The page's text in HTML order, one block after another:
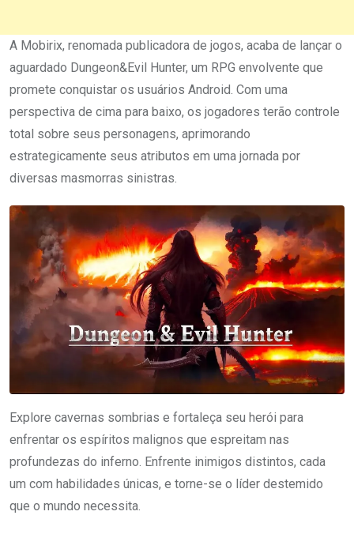
A Mobirix, renomada publicadora de jogos, acaba de lançar o
aguardado Dungeon&Evil Hunter, um RPG envolvente que
promete conquistar os usuários Android. Com uma
perspectiva de cima para baixo, os jogadores terão controle
total sobre seus personagens, aprimorando
estrategicamente seus atributos em uma jornada por
diversas masmorras sinistras.
Explore cavernas sombrias e fortaleça seu herói para
enfrentar os espíritos malignos que espreitam nas
profundezas do inferno. Enfrente inimigos distintos, cada
um com habilidades únicas, e torne-se o líder destemido
que o mundo necessita.